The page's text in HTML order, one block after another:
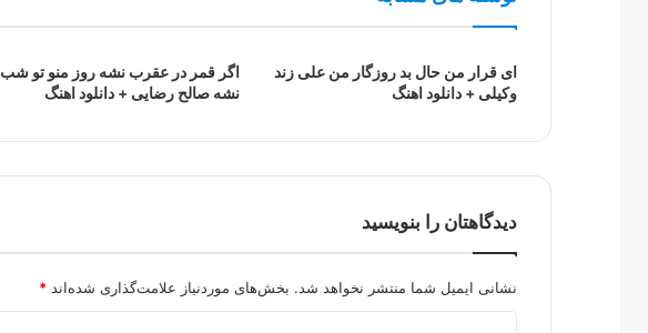
ای قرار من حال بد روزگار من علی زند
وکیلی + دانلود اهنگ
اگر قمر در عقرب نشه روز منو تو شب
نشه صالح رضایی + دانلود اهنگ
دیدگاهتان را بنویسید
نشانی ایمیل شما منتشر نخواهد شد. بخش‌های موردنیاز علامت‌گذاری شده‌اند *